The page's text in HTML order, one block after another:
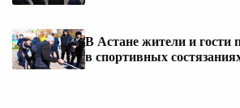
В Астане жители и гости
в спортивных